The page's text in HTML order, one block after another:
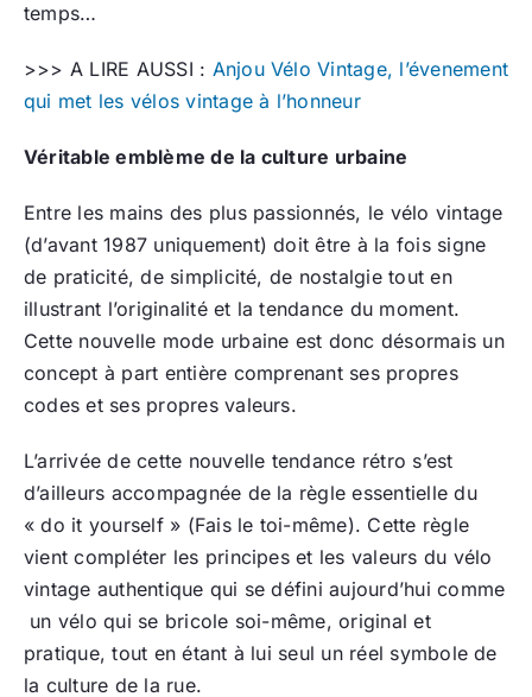
temps…
>>> A LIRE AUSSI : Anjou Vélo Vintage, l’évenement
qui met les vélos vintage à l’honneur
Véritable emblème de la culture urbaine
Entre les mains des plus passionnés, le vélo vintage
(d’avant 1987 uniquement) doit être à la fois signe
de praticité, de simplicité, de nostalgie tout en
illustrant l’originalité et la tendance du moment.
Cette nouvelle mode urbaine est donc désormais un
concept à part entière comprenant ses propres
codes et ses propres valeurs.
L’arrivée de cette nouvelle tendance rétro s’est
d’ailleurs accompagnée de la règle essentielle du
« do it yourself » (Fais le toi-même). Cette règle
vient compléter les principes et les valeurs du vélo
vintage authentique qui se défini aujourd’hui comme
un vélo qui se bricole soi-même, original et
pratique, tout en étant à lui seul un réel symbole de
la culture de la rue.